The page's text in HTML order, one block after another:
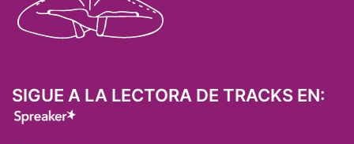
SIGUE A LA LECTORA DE TRACKS EN: